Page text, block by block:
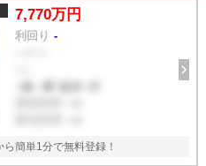
7,770万円
利回り -
簡単1分で無料登録！